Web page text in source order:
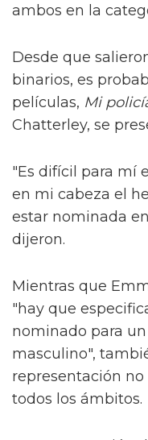
ambos en la
Desde que
binarios, es
películas, Mi
Chatterley, se
"Es difícil para mí
en mi cabeza el
estar nominada
dijeron.
Mientras que
"hay que
nominado para
masculino",
representación
todos los ámbitos.